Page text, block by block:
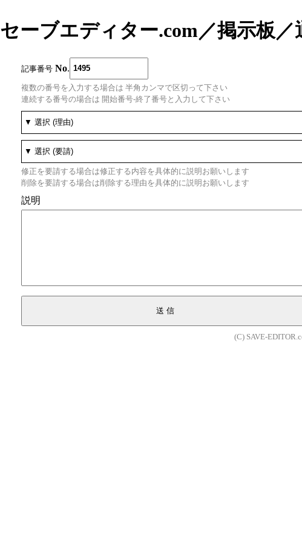
セーブエディター.com／掲示板／
記事番号 No
複数の番号を入力する場合は 半角カンマで区切って下さい
連続する番号の場合は 開始番号-終了番号と入力して下さい
修正を要請する場合は修正する内容を具体的に説明お願いします
削除を要請する場合は削除する理由を具体的に説明お願いします
説明
送信
(C) SAVE-